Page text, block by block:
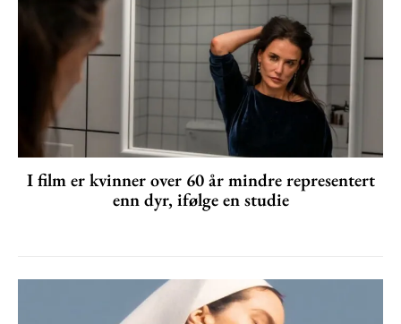
I film er kvinner over 60 år mindre representert
enn dyr, ifølge en studie